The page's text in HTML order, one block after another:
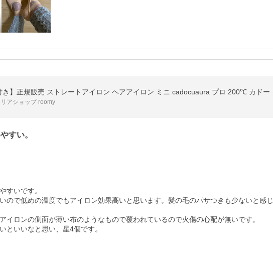
アショップ roomy
すい。
すいです。
ので低めの温度でもアイロン効果高いと思います。髪の毛のパサつきも少ないと感じ
イロンの側面が薄い布のようなもので覆われているので火傷の心配が無いです。
といいなと思い、星4個です。